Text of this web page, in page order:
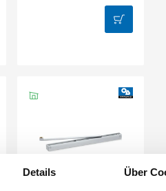
Details Über